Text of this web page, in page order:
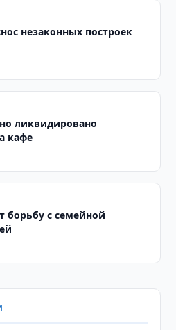
незаконных построек
ликвидировано
кафе
борьбу с семейной